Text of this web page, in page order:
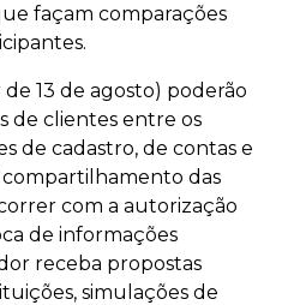
façam comparações
13 de agosto) poderão
de clientes entre os
de cadastro, de contas e
das
com a autorização
de informações
receba propostas
simulações de